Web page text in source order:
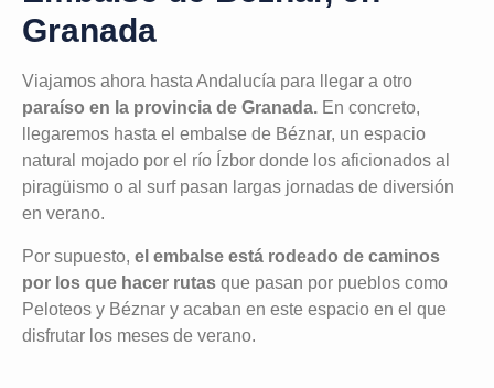
Granada
Viajamos ahora hasta Andalucía para llegar a otro
paraíso en la provincia de Granada. En concreto,
llegaremos hasta el embalse de Béznar, un espacio
natural mojado por el río Ízbor donde los aficionados al
piragüismo o al surf pasan largas jornadas de diversión
en verano.
Por supuesto, el embalse está rodeado de caminos
por los que hacer rutas que pasan por pueblos como
Peloteos y Béznar y acaban en este espacio en el que
disfrutar los meses de verano.